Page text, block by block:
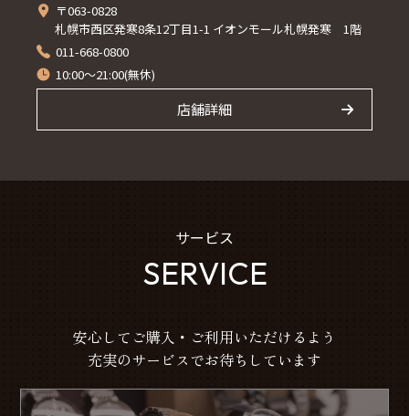
〒063-0828
札幌市西区発寒8条12丁目1-1 イオンモール札幌発寒 1階
011-668-0800
10:00～21:00(無休)
店舗詳細
サービス
SERVICE
安心してご購入・ご利用いただけるよう
充実のサービスでお待ちしています